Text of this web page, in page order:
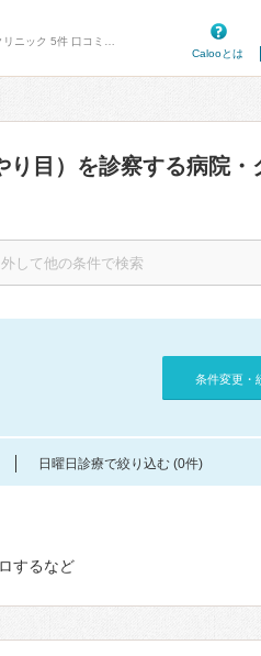
Calooとは
目）を診察する病院・
条件変更・
日曜日診療で絞り込む (0件)
するなど